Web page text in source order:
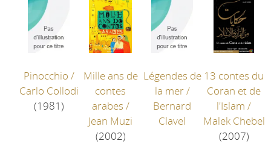
Pinocchio /
Carlo Collodi
(1981)
Mille ans de
contes
arabes /
Jean Muzi
(2002)
Légendes de
la mer/
Bernard
Clavel
13 contes du
Coran et de
l'Islam /
Malek Chebel
(2007)